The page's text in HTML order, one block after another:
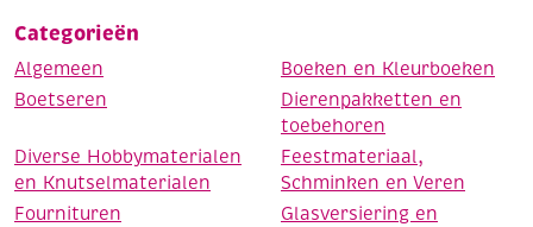
Categorieën
Algemeen
Boeken en Kleurboeken
Boetseren
Dierenpakketten en
toebehoren
Diverse Hobbymaterialen
en Knutselmaterialen
Feestmateriaal,
Schminken en Veren
Fournituren
Glasversiering en